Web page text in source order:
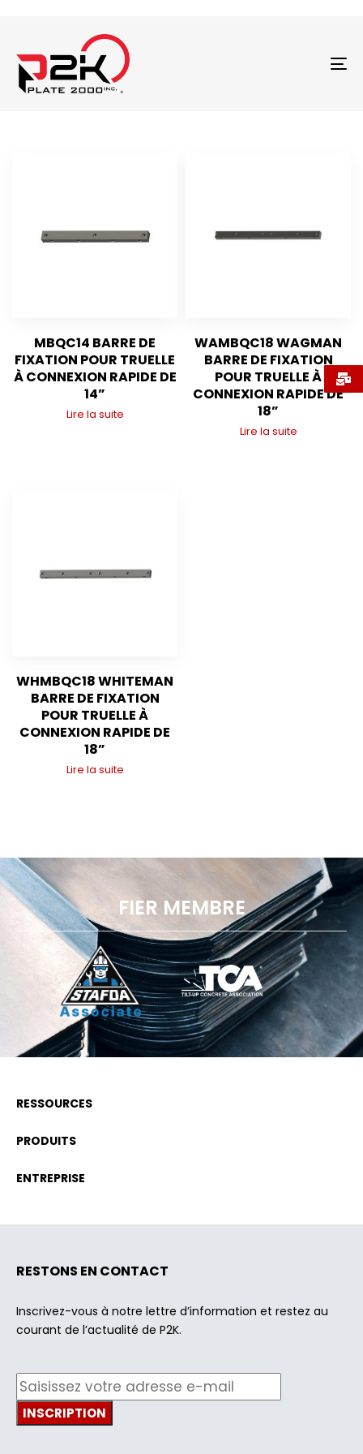
MBQC14 BARRE DE
FIXATION POUR TRUELLE
À CONNEXION RAPIDE DE
14”
Lire la suite
WAMBQC18 WAGMAN
BARRE DE FIXATION
POUR TRUELLE À
CONNEXION RAPIDE DE
18”
Lire la suite
WHMBQC18 WHITEMAN
BARRE DE FIXATION
POUR TRUELLE À
CONNEXION RAPIDE DE
18”
Lire la suite
FIER MEMBRE
RESSOURCES
PRODUITS
ENTREPRISE
RESTONS EN CONTACT
Inscrivez-vous à notre lettre d’information et restez au
courant de l’actualité de P2K.